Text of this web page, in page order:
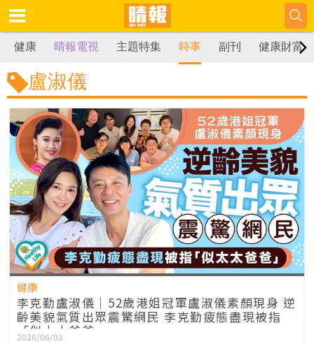
健康 晴報電視 主題特集 時事 副刊 健康財富
盧淑儀
健康
李克勤盧淑儀｜52歲港姐冠軍盧淑儀素顏現身 逆
齡美貌氣質出眾震驚網民 李克勤疲態盡現被指
「似太太爸爸」
2026/06/03